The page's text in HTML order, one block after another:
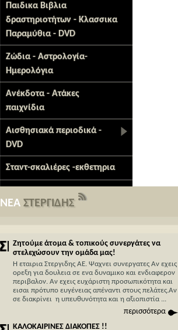
Παιδικα Βιβλια
δραστηριοτήτων - Κλασσικα
Παραμύθια - DVD
Ζώδια - Αστρολογία-
Ημερολόγια
Ανέκδοτα - Ατάκες
παιχνίδια
Αισθησιακά περιοδικά -
DVD
Σταντ-σκαλιέρες -εκθετηρια
ΝΕΑ ΣΤΕΡΓΙΔΗΣ
Ζητούμε άτομα & τοπικούς συνεργάτες να
στελεχώσουν την ομάδα μας!
Η εταιρια Στεργιδης ΑΕ. Ψαχνει συνεργατες Αν εχεις
ορεξη για δουλεια σε ενα δυναμικο και ενδιαφερον
περιβαλον. Αν εχεις ευχάριστη προσωπικότητα και
εισαι πρότυπο ευγένειας απέναντι στους πελάτες.Αν
σε διακρίνει η υπευθυνότητα και η αξιοπιστία ...
περισσότερα
ΚΑΛΟΚΑΙΡΙΝΕΣ ΔΙΑΚΟΠΕΣ !!